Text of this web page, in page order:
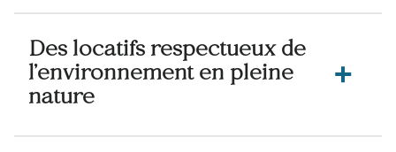
Des locatifs respectueux de
l’environnement en pleine
nature